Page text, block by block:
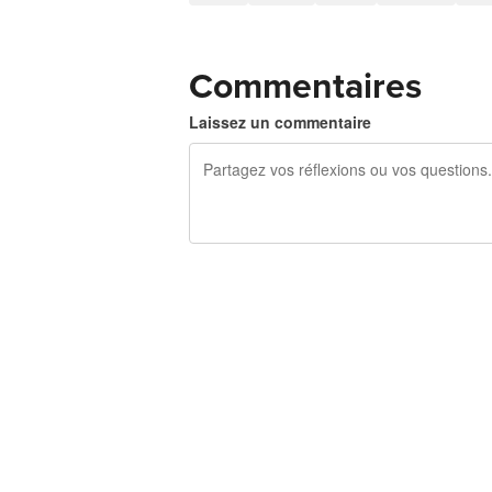
Commentaires
Laissez un commentaire